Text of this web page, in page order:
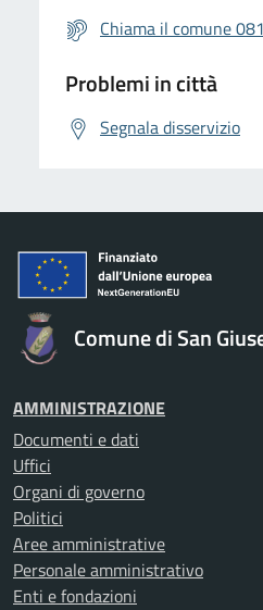
Chiama il comune
Problemi in città
Segnala disservizio
Comune di San
AMMINISTRAZIONE
Documenti e dati
Uffici
Organi di governo
Politici
Aree amministrative
Personale amministrativo
Enti e fondazioni